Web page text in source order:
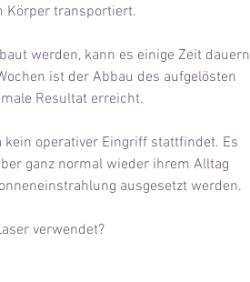
Körper transportiert.
werden, kann es einige Zeit dauern
ist der Abbau des aufgelösten
Resultat erreicht.
operativer Eingriff stattfindet. Es
ganz normal wieder ihrem Alltag
ausgesetzt werden.
verwendet?